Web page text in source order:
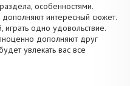
особенностями.
интересный сюжет.
одно удовольствие.
дополняют друг
увлекать вас все